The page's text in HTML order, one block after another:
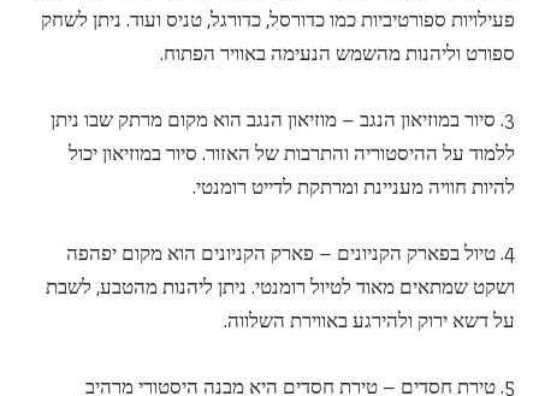
פעילויות ספורטיביות כמו כדורסל, כדורגל, טניס ועוד. ניתן לשחק
ספורט וליהנות מהשמש הנעימה באוויר הפתוח.
3. סיור במוזיאון הנגב – מוזיאון הנגב הוא מקום מרתק שבו ניתן
ללמוד על ההיסטוריה והתרבות של האזור. סיור במוזיאון יכול
להיות חוויה מעניינת ומרתקת לדייט רומנטי.
4. טיול בפארק הקניונים – פארק הקניונים הוא מקום יפהפה
ושקט שמתאים מאוד לטיול רומנטי. ניתן ליהנות מהטבע, לשבת
על דשא ירוק ולהירגע באווירת השלווה.
5. טירת חסדים – טירת חסדים היא מבנה היסטורי מרהיב